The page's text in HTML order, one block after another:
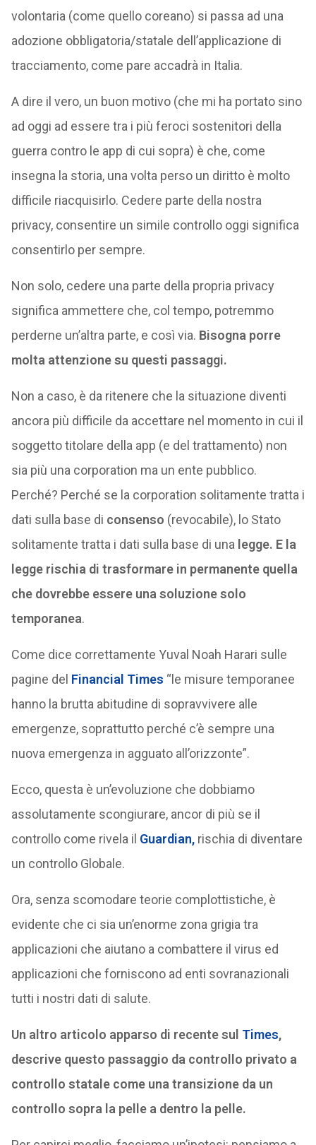
volontaria (come quello coreano) si passa ad una
adozione obbligatoria/statale dell’applicazione di
tracciamento, come pare accadrà in Italia.
A dire il vero, un buon motivo (che mi ha portato sino
ad oggi ad essere tra i più feroci sostenitori della
guerra contro le app di cui sopra) è che, come
insegna la storia, una volta perso un diritto è molto
difficile riacquisirlo. Cedere parte della nostra
privacy, consentire un simile controllo oggi significa
consentirlo per sempre.
Non solo, cedere una parte della propria privacy
significa ammettere che, col tempo, potremmo
perderne un’altra parte, e così via. Bisogna porre
molta attenzione su questi passaggi.
Non a caso, è da ritenere che la situazione diventi
ancora più difficile da accettare nel momento in cui il
soggetto titolare della app (e del trattamento) non
sia più una corporation ma un ente pubblico.
Perché? Perché se la corporation solitamente tratta i
dati sulla base di consenso (revocabile), lo Stato
solitamente tratta i dati sulla base di una legge. E la
legge rischia di trasformare in permanente quella
che dovrebbe essere una soluzione solo
temporanea.
Come dice correttamente Yuval Noah Harari sulle
pagine del Financial Times “le misure temporanee
hanno la brutta abitudine di sopravvivere alle
emergenze, soprattutto perché c’è sempre una
nuova emergenza in agguato all’orizzonte”.
Ecco, questa è un’evoluzione che dobbiamo
assolutamente scongiurare, ancor di più se il
controllo come rivela il Guardian,rischia di diventare
un controllo Globale.
Ora, senza scomodare teorie complottistiche, è
evidente che ci sia un’enorme zona grigia tra
applicazioni che aiutano a combattere il virus ed
applicazioni che forniscono ad enti sovranazionali
tutti i nostri dati di salute.
Un altro articolo apparso di recente sul Times,
descrive questo passaggio da controllo privato a
controllo statale come una transizione da un
controllo sopra la pelle a dentro la pelle.